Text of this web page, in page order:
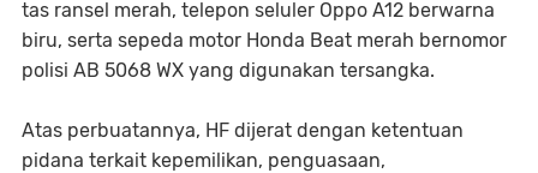
tas ransel merah, telepon seluler Oppo A12 berwarna
biru, serta sepeda motor Honda Beat merah bernomor
polisi AB 5068 WX yang digunakan tersangka.
Atas perbuatannya, HF dijerat dengan ketentuan
pidana terkait kepemilikan, penguasaan,